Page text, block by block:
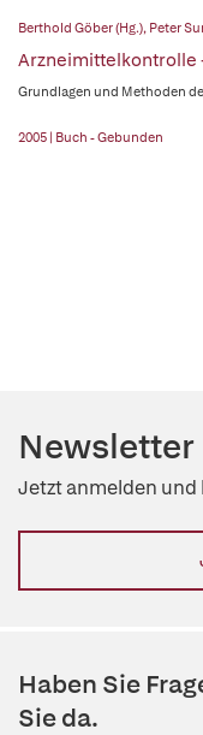
Berthold Göber (Hg.), Peter
Arzneimittelkontrolle
Grundlagen und Methoden
2005 | Buch - Gebunden
Newsletter
Jetzt anmelden und
Haben Sie
Sie da.